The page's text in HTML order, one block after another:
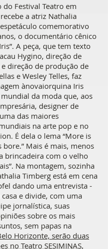
do Festival Teatro em
a atriz Nathalia
comemorativo
o documentário cênico
A peça, que tem texto
Hygino, direção de
direção de produção de
e Wesley Telles, faz
ànovaiorquina Iris
da moda que, aos
designer de
das maiores
na arte pop e no
É dela o lema “More is
bore.” Mais é mais, menos
brincadeira com o velho
Na montagem, sozinha
Timberg está em cena
dando uma entrevista -
e divide, com uma
jornalística, suas
sobre os mais
sem papas na
Horizonte, serão duas
no Teatro SESIMINAS,